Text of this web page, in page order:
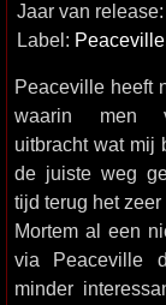
Jaar van release:
Label:
Peaceville heeft
waarin men
uitbracht wat mij
de juiste weg
tijd terug het
Mortem al een
via Peaceville
minder